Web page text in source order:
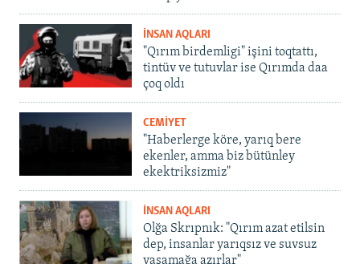
İNSAN AQLARI
"Qırım birdemligi" işini toqtattı,
tintüv ve tutuvlar ise Qırımda daa
çoq oldı
CEMİYET
"Haberlerge köre, yarıq bere
ekenler, amma biz bütünley
ekektriksizmiz"
İNSAN AQLARI
Olğa Skrıpnık: "Qırım azat etilsin
dep, insanlar yarıqsız ve suvsuz
yaşamağa azırlar"